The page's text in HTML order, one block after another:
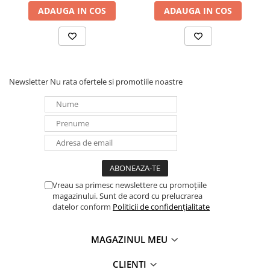
UPS Trifazat
Stabilizatoare Tensiune
PDUs unitati de distributie a
Acumulatori UPS
Drumetii / Camping
Frigidere portabile
Racire/Incalzire
Statii energie portabile
ADAUGA IN COS ADAUGA IN COS
Newsletter Nu rata ofertele si promotiile noastre
Vreau sa primesc newslettere cu promoțiile
magazinului. Sunt de acord cu prelucrarea
datelor conform Politicii de confidențialitate
MAGAZINUL MEU
CLIENTI